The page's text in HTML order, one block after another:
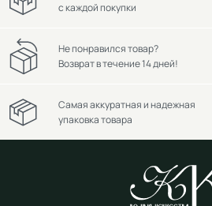
с каждой покупки
Не понравился товар?
Возврат в течение 14 дней!
Самая аккуратная и надежная
упаковка товара